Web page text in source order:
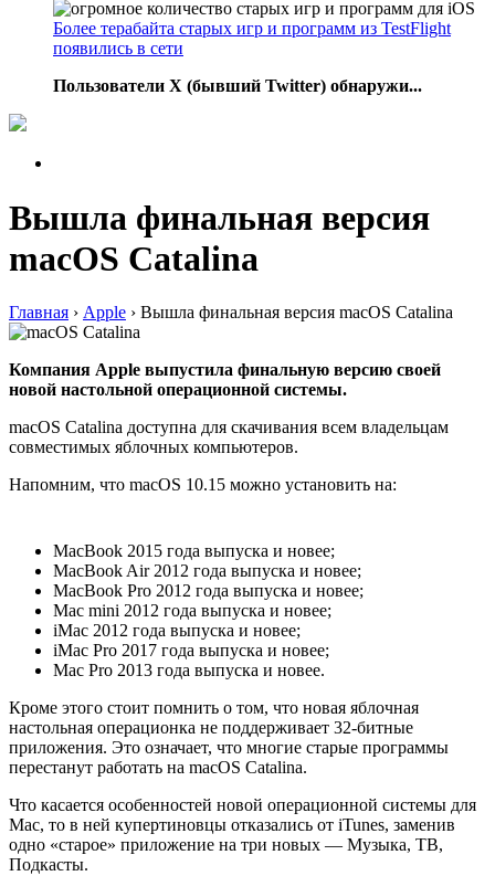
Более терабайта старых игр и программ из TestFlight
появились в сети
Пользователи X (бывший Twitter) обнаружи...
Вышла финальная версия
macOS Catalina
Главная › Apple › Вышла финальная версия macOS Catalina
Компания Apple выпустила финальную версию своей
новой настольной операционной системы.
macOS Catalina доступна для скачивания всем владельцам
совместимых яблочных компьютеров.
Напомним, что macOS 10.15 можно установить на:
MacBook 2015 года выпуска и новее;
MacBook Air 2012 года выпуска и новее;
MacBook Pro 2012 года выпуска и новее;
Mac mini 2012 года выпуска и новее;
iMac 2012 года выпуска и новее;
iMac Pro 2017 года выпуска и новее;
Mac Pro 2013 года выпуска и новее.
Кроме этого стоит помнить о том, что новая яблочная
настольная операционка не поддерживает 32-битные
приложения. Это означает, что многие старые программы
перестанут работать на macOS Catalina.
Что касается особенностей новой операционной системы для
Mac, то в ней купертиновцы отказались от iTunes, заменив
одно «старое» приложение на три новых — Музыка, ТВ,
Подкасты.